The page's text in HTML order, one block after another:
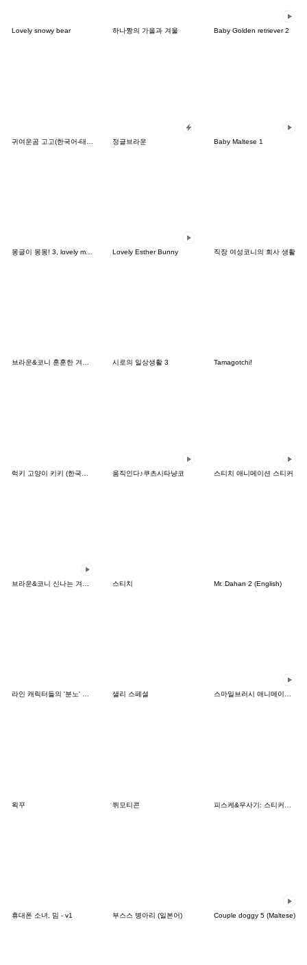
Lovely snowy bear 하나짱의 가을과 겨울 Baby Golden retriever 2
정글브라운 Baby Maltese 1
Lovely Esther Bunny 직장 여성코니의 회사 생활
브라운&코니 훈훈한 겨울 데이트 시로의 일상생활 3 Tamagotchi!
움직인다♪쿠츠시타냥코 스티치 애니메이션 스티커
스티치 Mr. Dahan 2 (English)
라인 캐릭터들의 '분노' 시리즈 샐리 스페셜 스마일브러시 애니메이션 스티커
왹꾸 쮜모티콘
휴대폰 소녀, 밈 - v1 부스스 병아리 (일본어) Couple doggy 5 (Maltese)